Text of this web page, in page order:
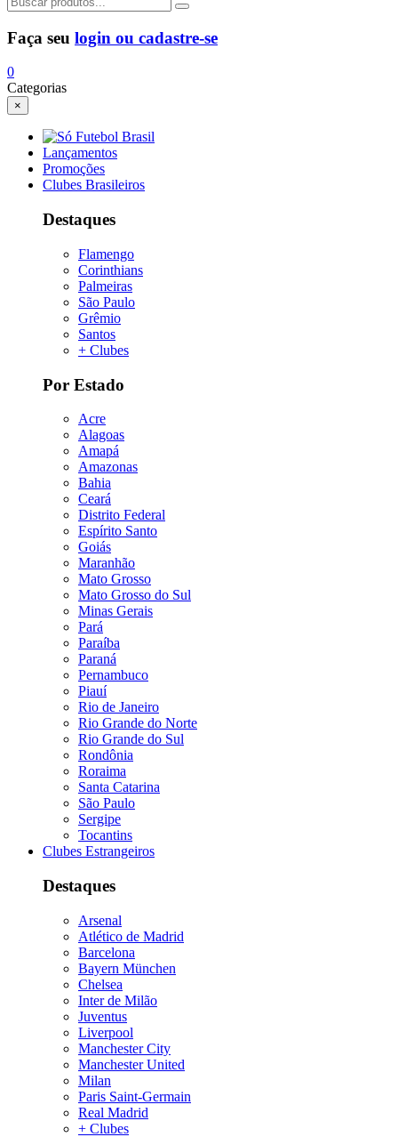
Faça seu login ou cadastre-se
0
Categorias
×
Lançamentos
Promoções
Clubes Brasileiros
Destaques
Flamengo
Corinthians
Palmeiras
São Paulo
Grêmio
Santos
+ Clubes
Por Estado
Acre
Alagoas
Amapá
Amazonas
Bahia
Ceará
Distrito Federal
Espírito Santo
Goiás
Maranhão
Mato Grosso
Mato Grosso do Sul
Minas Gerais
Pará
Paraíba
Paraná
Pernambuco
Piauí
Rio de Janeiro
Rio Grande do Norte
Rio Grande do Sul
Rondônia
Roraima
Santa Catarina
São Paulo
Sergipe
Tocantins
Clubes Estrangeiros
Destaques
Arsenal
Atlético de Madrid
Barcelona
Bayern München
Chelsea
Inter de Milão
Juventus
Liverpool
Manchester City
Manchester United
Milan
Paris Saint-Germain
Real Madrid
+ Clubes